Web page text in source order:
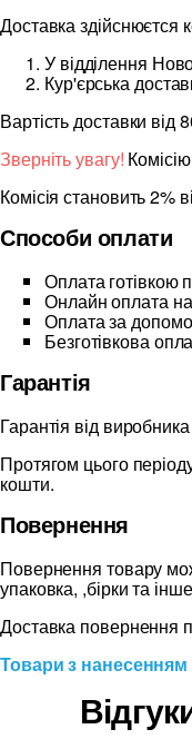
Доставка
У відділення
Кур'єрська
Вартість доставки від
Зверніть увагу!
Комісія становить 2%
Способи оплати
Оплата готівкою
Онлайн оплата
Оплата за
Безготівкова
Гарантія
Гарантія від виробника
Протягом цього
кошти.
Повернення
Повернення товару
упаковка, ,бірки та
Доставка повернення
Товари з